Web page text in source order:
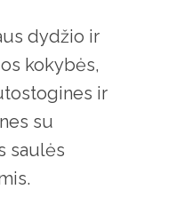
dydžio ir
kokybės,
ir
su
saulės